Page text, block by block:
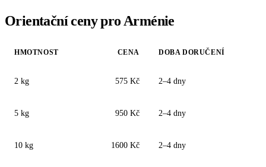
Orientační ceny pro Arménie
HMOTNOST CENA DOBA DORUČENÍ
2 kg 575 Kč 2–4 dny
5 kg 950 Kč 2–4 dny
10 kg 1600 Kč 2–4 dny